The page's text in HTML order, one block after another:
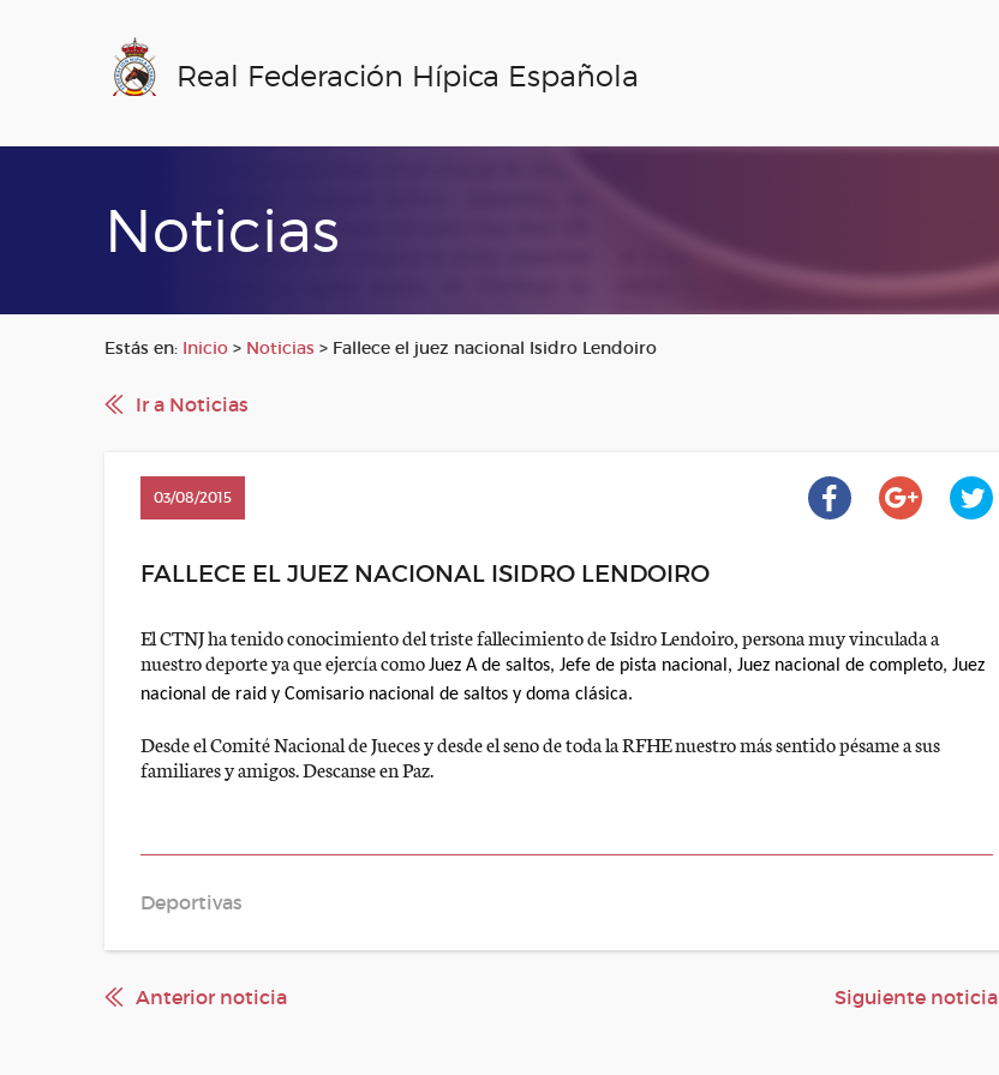
Real Federación Hípica Española
Noticias
Estás en: Inicio > Noticias > Fallece el juez nacional Isidro Lendoiro
Ir a Noticias
03/08/2015
FALLECE EL JUEZ NACIONAL ISIDRO LENDOIRO
El CTNJ ha tenido conocimiento del triste fallecimiento de Isidro Lendoiro, persona muy vinculada a
nuestro deporte ya que ejercía comoJuez A de saltos, Jefe de pista nacional, Juez nacional de completo, Juez
nacional de raid y Comisario nacional de saltos y doma clásica.
Desde el Comité Nacional de Jueces y desde el seno de toda la RFHE nuestro más sentido pésame a sus
familiares y amigos. Descanse en Paz.
Deportivas
Anterior noticia Siguiente noticia